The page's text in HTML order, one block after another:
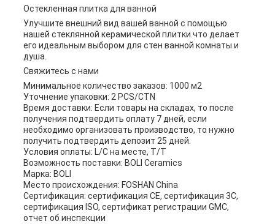
Остекленная плитка для ванной
Улучшите внешний вид вашей ванной с помощью
нашей стеклянной керамической плитки.что делает
его идеальным выбором для стен ванной комнаты и
душа.
Свяжитесь с нами
Минимальное количество заказов: 1000 м2
Уточнение упаковки: 2 PCS/CTN
Время доставки: Если товары на складах, то после
получения подтвердить оплату 7 дней, если
необходимо организовать производство, то нужно
получить подтвердить депозит 25 дней.
Условия оплаты: L/C на месте, T/T
Возможность поставки: BOLI Ceramics
Марка: BOLI
Место происхождения: FOSHAN China
Сертификация: сертификация CE, сертификация 3C,
сертификация ISO, сертификат регистрации GMC,
отчет об инспекции